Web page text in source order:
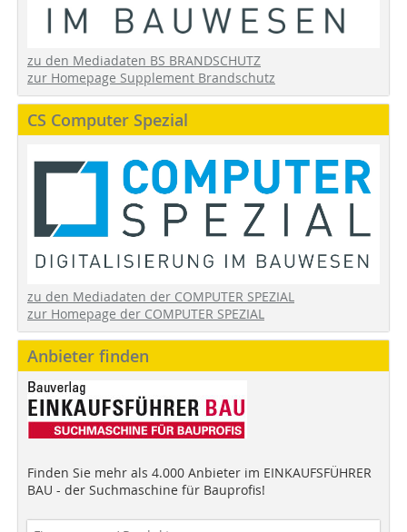
zu den Mediadaten BS BRANDSCHUTZ
zur Homepage Supplement Brandschutz
CS Computer Spezial
zu den Mediadaten der COMPUTER SPEZIAL
zur Homepage der COMPUTER SPEZIAL
Anbieter finden
Finden Sie mehr als 4.000 Anbieter im EINKAUFSFÜHRER
BAU - der Suchmaschine für Bauprofis!